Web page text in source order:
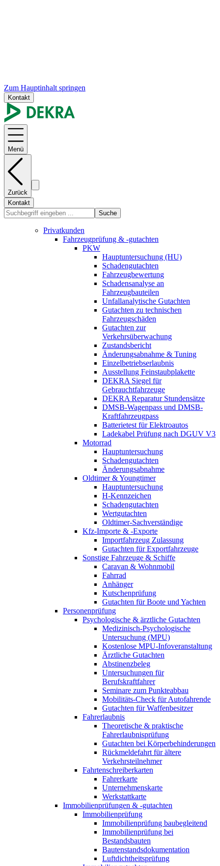
Zum Hauptinhalt springen
Kontakt
Menü
Zurück
Kontakt
Suche
Privatkunden
Fahrzeugprüfung & -gutachten
PKW
Hauptuntersuchung (HU)
Schadengutachten
Fahrzeugbewertung
Schadensanalyse an
Fahrzeugbauteilen
Unfallanalytische Gutachten
Gutachten zu technischen
Fahrzeugschäden
Gutachten zur
Verkehrsüberwachung
Zustandsbericht
Änderungsabnahme & Tuning
Einzelbetriebserlaubnis
Ausstellung Feinstaubplakette
DEKRA Siegel für
Gebrauchtfahrzeuge
DEKRA Reparatur Stundensätze
DMSB-Wagenpass und DMSB-
Kraftfahrzeugpass
Batterietest für Elektroautos
Ladekabel Prüfung nach DGUV V3
Motorrad
Hauptuntersuchung
Schadengutachten
Änderungsabnahme
Oldtimer & Youngtimer
Hauptuntersuchung
H-Kennzeichen
Schadengutachten
Wertgutachten
Oldtimer-Sachverständige
Kfz-Importe & -Exporte
Importfahrzeug Zulassung
Gutachten für Exportfahrzeuge
Sonstige Fahrzeuge & Schiffe
Caravan & Wohnmobil
Fahrrad
Anhänger
Kutschenprüfung
Gutachten für Boote und Yachten
Personenprüfung
Psychologische & ärztliche Gutachten
Medizinisch-Psychologische
Untersuchung (MPU)
Kostenlose MPU-Infoveranstaltung
Ärztliche Gutachten
Abstinenzbeleg
Untersuchungen für
Berufskraftfahrer
Seminare zum Punkteabbau
Mobilitäts-Check für Autofahrende
Gutachten für Waffenbesitzer
Fahrerlaubnis
Theoretische & praktische
Fahrerlaubnisprüfung
Gutachten bei Körperbehinderungen
Rückmeldefahrt für ältere
Verkehrsteilnehmer
Fahrtenschreiberkarten
Fahrerkarte
Unternehmenskarte
Werkstattkarte
Immobilienprüfungen & -gutachten
Immobilienprüfung
Immobilienprüfung baubegleitend
Immobilienprüfung bei
Bestandsbauten
Bautenstandsdokumentation
Luftdichtheitsprüfung